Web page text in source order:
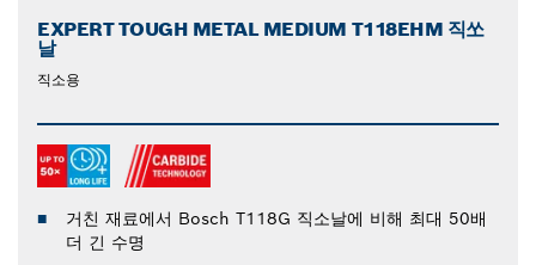
EXPERT TOUGH METAL MEDIUM T118EHM 직쏘
날
직소용
거친 재료에서 Bosch T118G 직소날에 비해 최대 50배
더 긴 수명